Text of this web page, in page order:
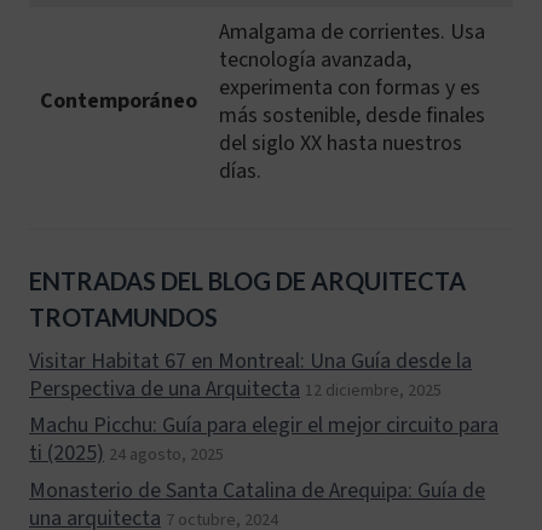
Contemporáneo
Amalgama de corrientes. Usa
tecnología avanzada,
experimenta con formas y es
más sostenible, desde finales
del siglo XX hasta nuestros
días.
ENTRADAS DEL BLOG DE ARQUITECTA
TROTAMUNDOS
Visitar Habitat 67 en Montreal: Una Guía desde la
Perspectiva de una Arquitecta 12 diciembre, 2025
Machu Picchu: Guía para elegir el mejor circuito para
ti (2025) 24 agosto, 2025
Monasterio de Santa Catalina de Arequipa: Guía de
una arquitecta 7 octubre, 2024